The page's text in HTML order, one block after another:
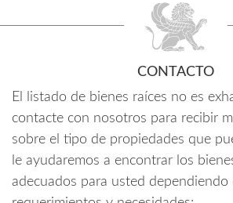
Los terrenos constan de superficies
e instalaciones ocultas. Cuentan con
alberca de efecto infinito, jacuzzi con
salón de usos múltiples, restaurante,
tennis, cavas personales, áreas verdes,
áreas para niños.
También cuentan con áreas comunes
terrazas con pergolado, área para
caminatas y ejercicios, asadores, más
áreas verdes y 2 lagos en donde se
pesca.
Cada viñedo se encuentra distribuido
condominio de producción, lo que
CONTACTO
El listado de bienes raíces no es
contacte con nosotros para recibir
sobre el tipo de propiedades que
le ayudaremos a encontrar los
adecuados para usted dependiendo